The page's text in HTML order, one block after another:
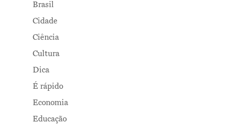
Brasil
Cidade
Ciência
Cultura
Dica
É rápido
Economia
Educação